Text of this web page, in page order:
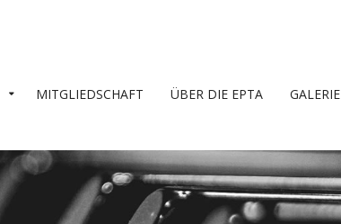
MITGLIEDSCHAFT ÜBER DIE EPTA GALERIE